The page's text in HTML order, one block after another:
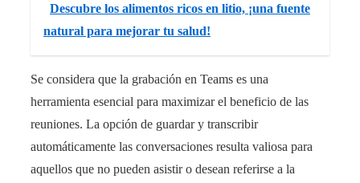
Descubre los alimentos ricos en litio, ¡una fuente
natural para mejorar tu salud!
Se considera que la grabación en Teams es una
herramienta esencial para maximizar el beneficio de las
reuniones. La opción de guardar y transcribir
automáticamente las conversaciones resulta valiosa para
aquellos que no pueden asistir o desean referirse a la